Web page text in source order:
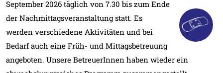
September 2026 täglich von 7.30 bis zum Ende
der Nachmittagsveranstaltung statt. Es
werden verschiedene Aktivitäten und bei
Bedarf auch eine Früh- und Mittags­betreuung
angeboten. Unsere BetreuerInnen haben wieder ein